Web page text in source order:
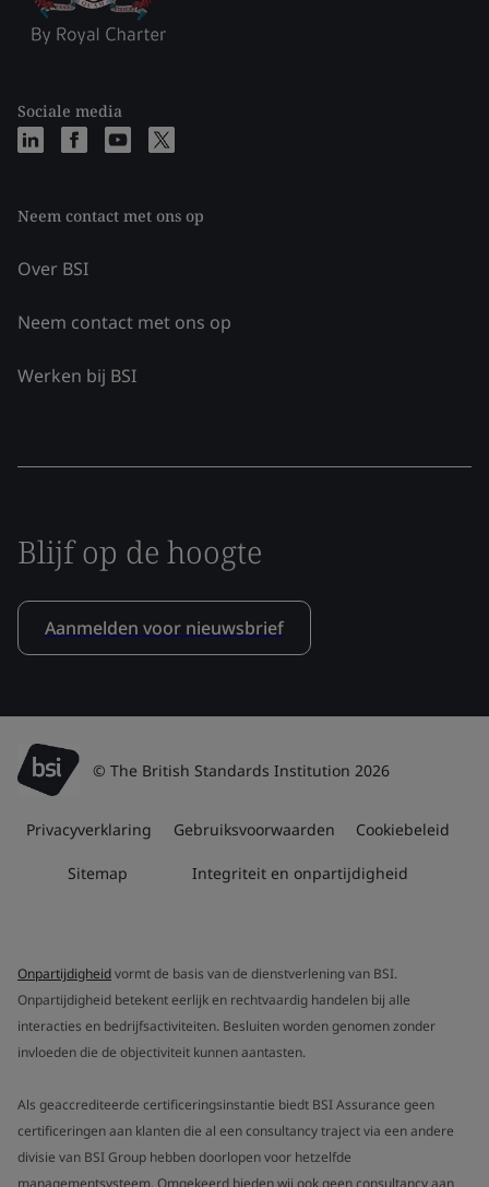
Sociale media
Neem contact met ons op
Over BSI
Neem contact met ons op
Werken bij BSI
Blijf op de hoogte
Aanmelden voor nieuwsbrief
© The British Standards Institution 2026
Privacyverklaring Gebruiksvoorwaarden Cookiebeleid
Sitemap Integriteit en onpartijdigheid
Onpartijdigheidvormt de basis van de dienstverlening van BSI.
Onpartijdigheid betekent eerlijk en rechtvaardig handelen bij alle
interacties en bedrijfsactiviteiten. Besluiten worden genomen zonder
invloeden die de objectiviteit kunnen aantasten.
Als geaccrediteerde certificeringsinstantie biedt BSI Assurance geen
certificeringen aan klanten die al een consultancy traject via een andere
divisie van BSI Group hebben doorlopen voor hetzelfde
managementsysteem. Omgekeerd bieden wij ook geen consultancy aan